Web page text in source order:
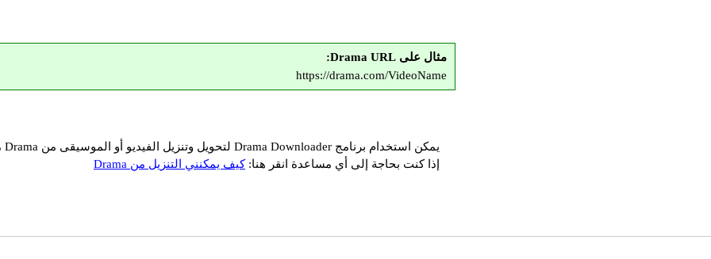
مثال على Drama URL:
https://drama.com/VideoName
يمكن استخدام برنامج Drama Downloader لتحويل وتنزيل الفيديو أو الموسيقى من Drama مجانًا
إذا كنت بحاجة إلى أي مساعدة انقر هنا:كيف يمكنني التنزيل من Drama